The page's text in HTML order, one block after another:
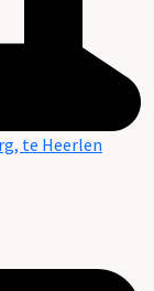
te Heerlen